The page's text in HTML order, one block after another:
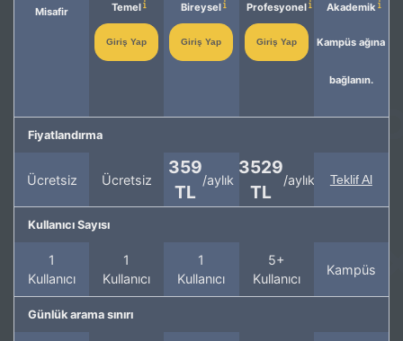
Misafir Temel
Giriş Yap
Bireysel
Giriş Yap
Profesyonel
Giriş Yap
Akademik
Kampüs ağına
bağlanın.
Fiyatlandırma
Ücretsiz Ücretsiz
359
TL
/aylık
3529
TL
/aylık Teklif Al
Kullanıcı Sayısı
1
Kullanıcı
1
Kullanıcı
1
Kullanıcı
5+
Kullanıcı
Kampüs
Günlük arama sınırı